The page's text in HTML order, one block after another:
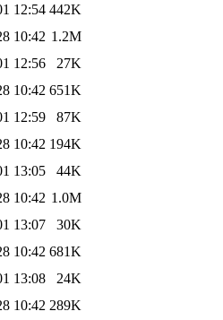
12:54 442K
10:42 1.2M
12:56
27K
10:42 651K
12:59
87K
10:42 194K
13:05
44K
10:42 1.0M
13:07
30K
10:42 681K
13:08
24K
10:42 289K